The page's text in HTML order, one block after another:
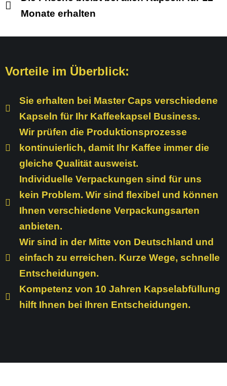
Monate erhalten
Vorteile im Überblick:
Sie erhalten bei Master Caps verschiedene
Kapseln für Ihr Kaffeekapsel Business.
Wir prüfen die Produktionsprozesse
kontinuierlich, damit Ihr Kaffee immer die
gleiche Qualität ausweist.
Individuelle Verpackungen sind für uns
kein Problem. Wir sind flexibel und können
Ihnen verschiedene Verpackungsarten
anbieten.
Wir sind in der Mitte von Deutschland und
einfach zu erreichen. Kurze Wege, schnelle
Entscheidungen.
Kompetenz von 10 Jahren Kapselabfüllung
hilft Ihnen bei Ihren Entscheidungen.